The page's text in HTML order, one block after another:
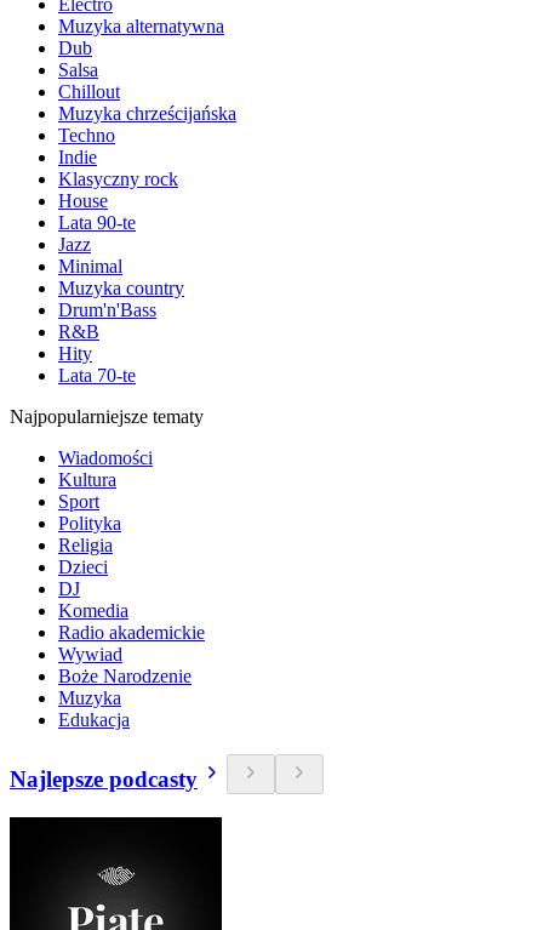
Electro
Muzyka alternatywna
Dub
Salsa
Chillout
Muzyka chrześcijańska
Techno
Indie
Klasyczny rock
House
Lata 90-te
Jazz
Minimal
Muzyka country
Drum'n'Bass
R&B
Hity
Lata 70-te
Najpopularniejsze tematy
Wiadomości
Kultura
Sport
Polityka
Religia
Dzieci
DJ
Komedia
Radio akademickie
Wywiad
Boże Narodzenie
Muzyka
Edukacja
Najlepsze podcasty